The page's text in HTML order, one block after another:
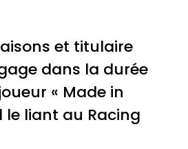
et titulaire
dans la durée
« Made in
liant au Racing